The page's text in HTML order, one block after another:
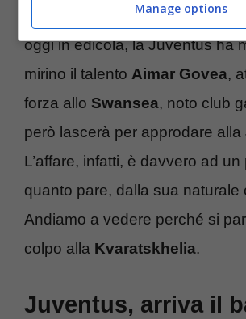
Stando a quanto raccontato da
oggi in edicola, la Juventus ha
mirino il talento Aimar Govea,
forza allo Swansea, noto club
però lascerà per approdare alla
L’affare, infatti, è davvero ad
quanto pare, dalla sua naturale
Andiamo a vedere perché si
colpo alla Kvaratskhelia.
Juventus, arriva il
Manage options